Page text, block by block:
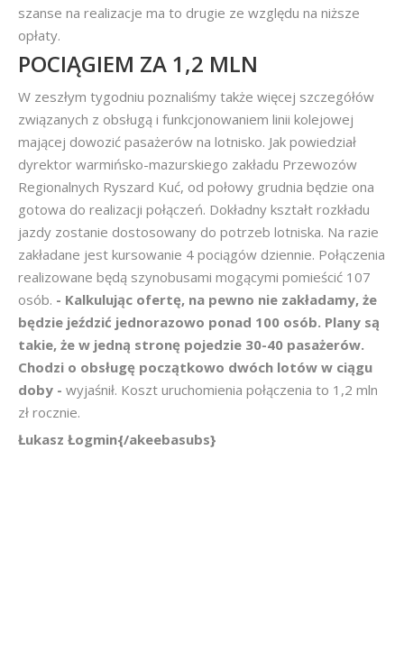
szanse na realizacje ma to drugie ze względu na niższe
opłaty.
POCIĄGIEM ZA 1,2 MLN
W zeszłym tygodniu poznaliśmy także więcej szczegółów
związanych z obsługą i funkcjonowaniem linii kolejowej
mającej dowozić pasażerów na lotnisko. Jak powiedział
dyrektor warmińsko-mazurskiego zakładu Przewozów
Regionalnych Ryszard Kuć, od połowy grudnia będzie ona
gotowa do realizacji połączeń. Dokładny kształt rozkładu
jazdy zostanie dostosowany do potrzeb lotniska. Na razie
zakładane jest kursowanie 4 pociągów dziennie. Połączenia
realizowane będą szynobusami mogącymi pomieścić 107
osób. - Kalkulując ofertę, na pewno nie zakładamy, że
będzie jeździć jednorazowo ponad 100 osób. Plany są
takie, że w jedną stronę pojedzie 30-40 pasażerów.
Chodzi o obsługę początkowo dwóch lotów w ciągu
doby - wyjaśnił. Koszt uruchomienia połączenia to 1,2 mln
zł rocznie.
Łukasz Łogmin{/akeebasubs}